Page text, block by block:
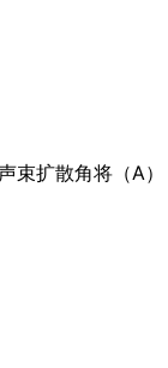
束扩散角将（A）